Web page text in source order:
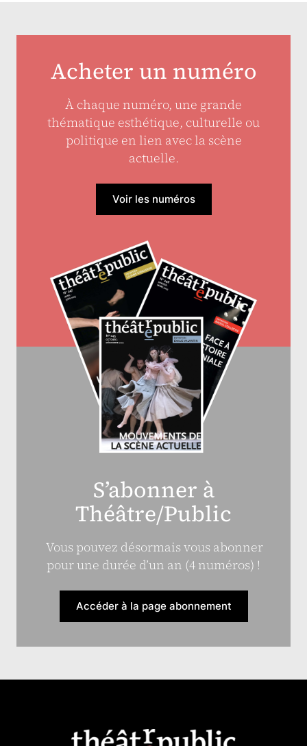
Acheter un numéro
À chaque numéro, une grande
thématique esthétique, culturelle ou
politique en lien avec la scène
actuelle.
Voir les numéros
S’abonner à
Théâtre/Public
Vous pouvez désormais vous abonner
pour une durée d’un an (4 numéros) !
Accéder à la page abonnement